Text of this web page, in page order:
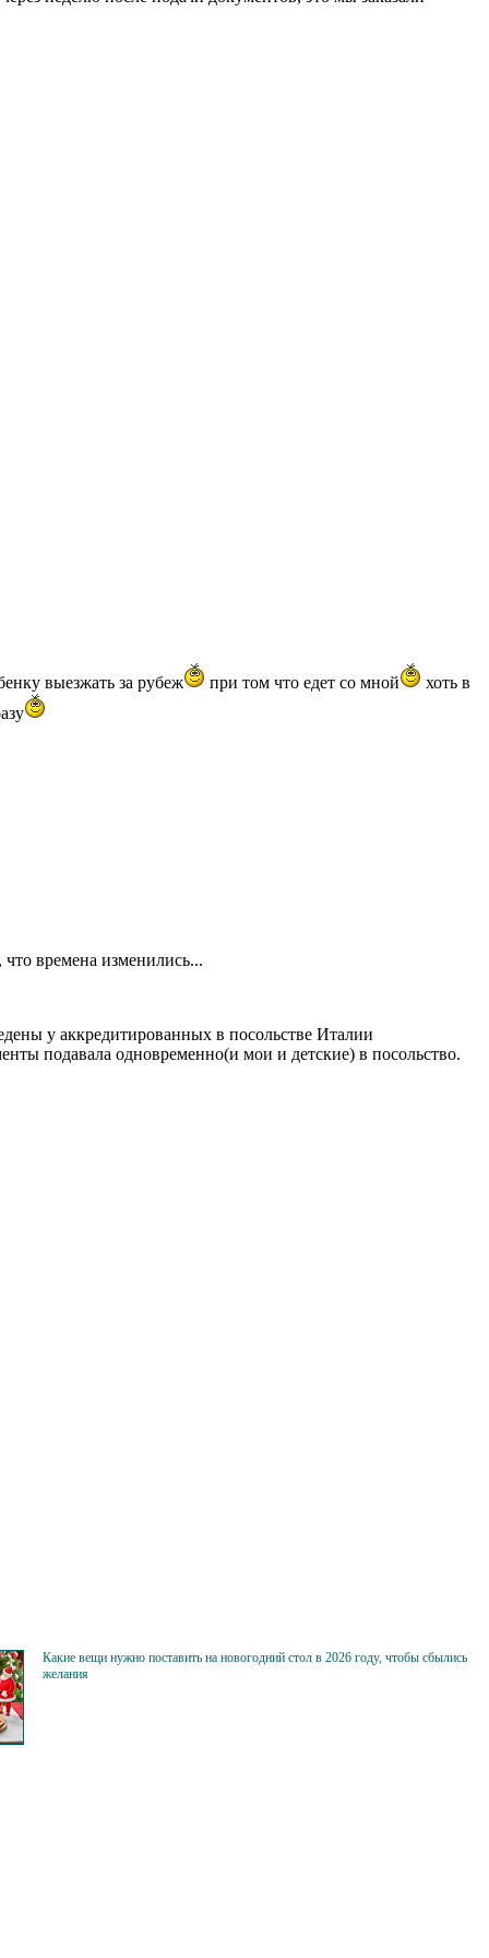
выезжать за рубеж при том что едет со мной
хоть в
времена изменились...
у аккредитированных в посольстве Италии
подавала одновременно(и мои и детские) в посольство.
Какие вещи нужно поставить на новогодний стол в 2026 году, чтобы сбылись
желания